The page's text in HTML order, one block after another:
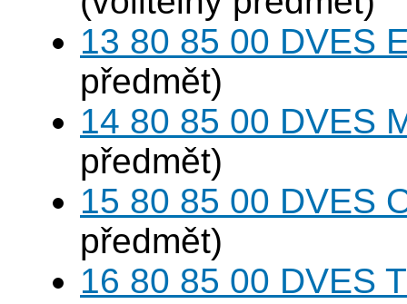
13 80 85 00 DVES
předmět)
14 80 85 00 DVES
předmět)
15 80 85 00 DVES
předmět)
16 80 85 00 DVES